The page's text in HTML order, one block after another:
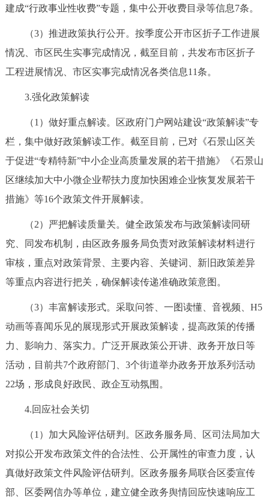
建成“行政事业性收费”专题，集中公开收费目录等信息7条。
（3）推进政策执行公开。按季度公开市区折子工作进展
情况、市区民生实事完成情况，截至目前，共发布市区折子
工程进展情况、市区实事完成情况各类信息11条。
3.强化政策解读
（1）做好重点解读。区政府门户网站建设“政策解读”专
栏，集中做好政策解读工作。截至目前，已对《石景山区关
于促进“专精特新”中小企业高质量发展的若干措施》《石景山
区继续加大中小微企业帮扶力度加快困难企业恢复发展若干
措施》等16个政策文件开展解读。
（2）严把解读质量关。健全政策发布与政策解读同研
究、同发布机制，由区政务服务局负责对政策解读材料进行
审核，重点对政策背景、主要内容、关键词、新旧政策差异
等重点内容进行把关，确保解读传递准确政策意图。
（3）丰富解读形式。采取问答、一图读懂、音视频、H5
动画等喜闻乐见的展现形式开展政策解读，提高政策的传播
力、影响力、落实力。广泛开展政策公开讲、政务开放日等
活动，目前共7个政府部门、3个街道举办政务开放系列活动
22场，形成良好政民、政企互动氛围。
4.回应社会关切
（1）加大风险评估研判。区政务服务局、区司法局加大
对拟公开发布政策文件的合法性、公开属性的审查力度，认
真做好政策文件风险评估研判。区政务服务局联合区委宣传
部、区委网信办等单位，建立健全政务舆情回应快速响应工